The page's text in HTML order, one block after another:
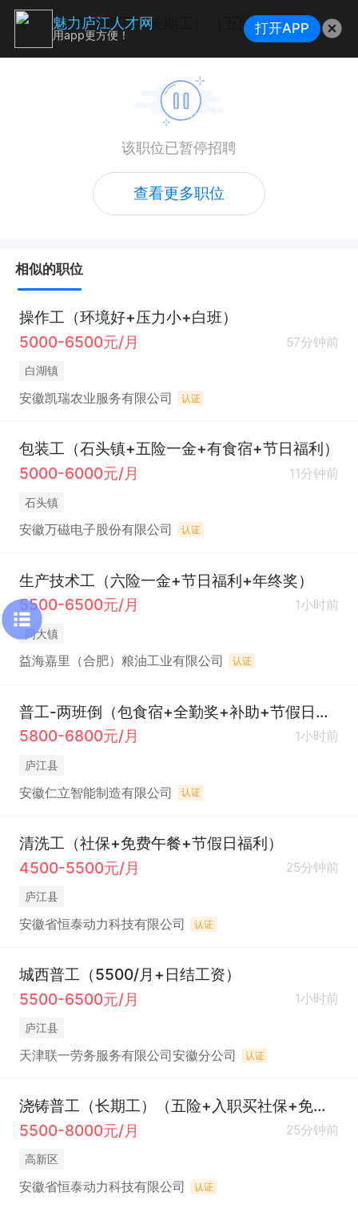
浇铸普工（长期工）（五险+入职买社保+免费技能培训）
该职位已暂停招聘
查看更多职位
相似的职位
操作工（环境好+压力小+白班）
5000-6500元/月
57分钟前
白湖镇
安徽凯瑞农业服务有限公司 认证
包装工（石头镇+五险一金+有食宿+节日福利）
5000-6000元/月
11分钟前
石头镇
安徽万磁电子股份有限公司 认证
生产技术工（六险一金+节日福利+年终奖）
5500-6500元/月
1小时前
同大镇
益海嘉里（合肥）粮油工业有限公司 认证
普工-两班倒（包食宿+全勤奖+补助+节假日福利+旅游+免费专业培训）
5800-6800元/月
1小时前
庐江县
安徽仁立智能制造有限公司 认证
清洗工（社保+免费午餐+节假日福利）
4500-5500元/月
25分钟前
庐江县
安徽省恒泰动力科技有限公司 认证
城西普工（5500/月+日结工资）
5500-6500元/月
1小时前
庐江县
天津联一劳务服务有限公司安徽分公司 认证
浇铸普工（长期工）（五险+入职买社保+免费技能培训）
5500-8000元/月
25分钟前
高新区
安徽省恒泰动力科技有限公司 认证
魅力庐江人才网
用app更方便！ 打开APP